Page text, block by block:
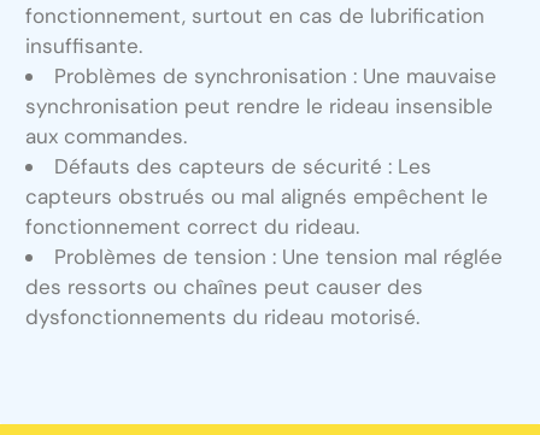
fonctionnement, surtout en cas de lubrification
insuffisante.
Problèmes de synchronisation : Une mauvaise
synchronisation peut rendre le rideau insensible
aux commandes.
Défauts des capteurs de sécurité : Les
capteurs obstrués ou mal alignés empêchent le
fonctionnement correct du rideau.
Problèmes de tension : Une tension mal réglée
des ressorts ou chaînes peut causer des
dysfonctionnements du rideau motorisé.